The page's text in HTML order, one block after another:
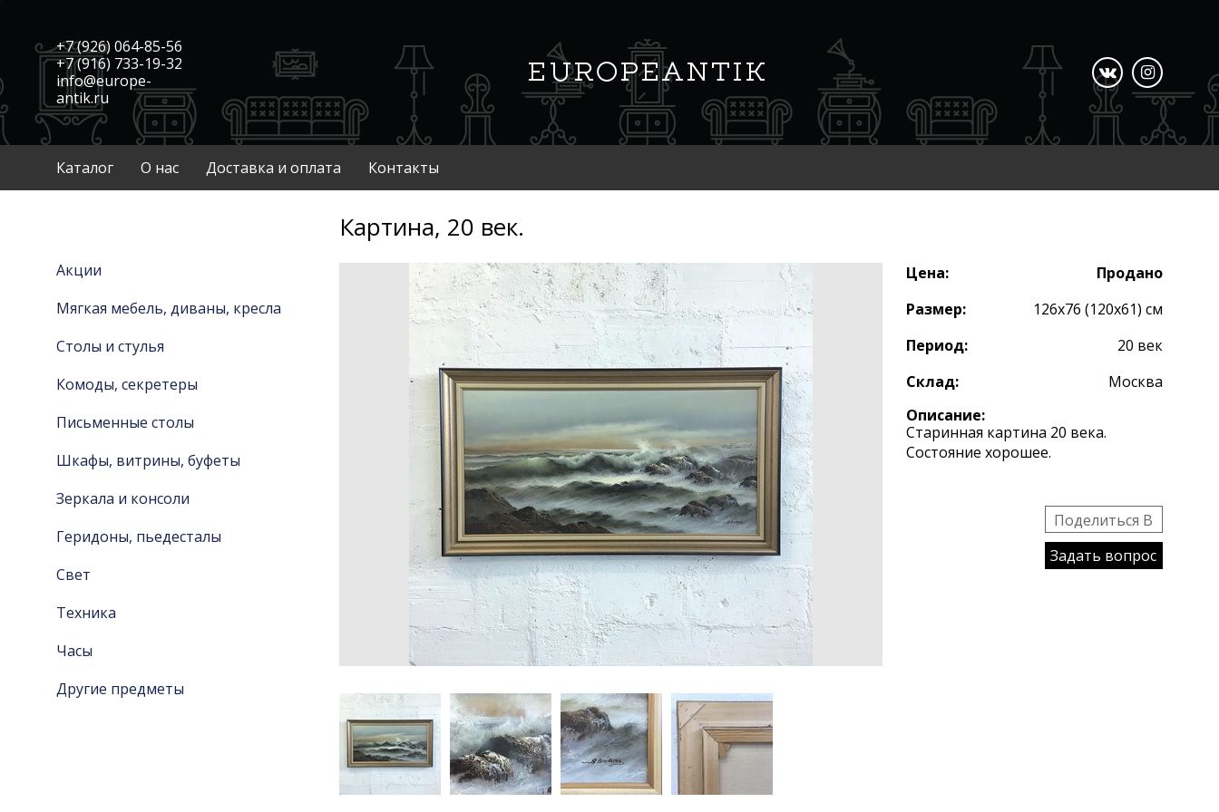
+7 (926) 064-85-56
+7 (916) 733-19-32
info@europe-
antik.ru
Каталог О нас Доставка и оплата Контакты
Акции
Мягкая мебель, диваны, кресла
Столы и стулья
Комоды, секретеры
Письменные столы
Шкафы, витрины, буфеты
Зеркала и консоли
Геридоны, пьедесталы
Свет
Техника
Часы
Другие предметы
Картина, 20 век.
Цена:
Продано
Размер:
126х76 (120х61) cм
Период:
20 век
Склад:
Москва
Описание:
Старинная картина 20 века.
Состояние хорошее.
Поделиться B
Задать вопрос